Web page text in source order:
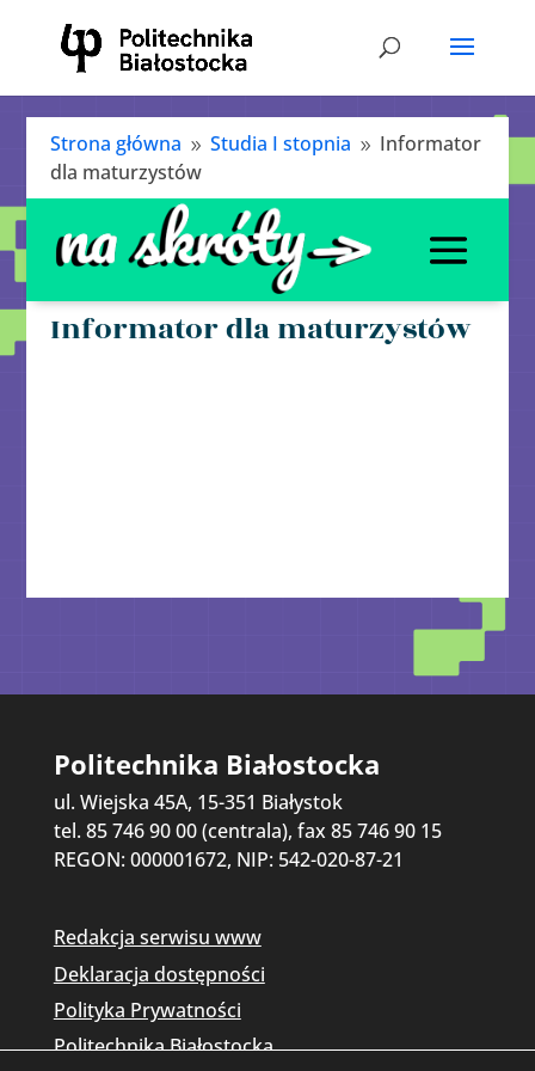
Strona główna 9 Studia I stopnia 9 Informator
dla maturzystów
Informator dla maturzystów
Politechnika Białostocka
ul. Wiejska 45A, 15-351 Białystok
tel. 85 746 90 00 (centrala), fax 85 746 90 15
REGON: 000001672, NIP: 542-020-87-21
Redakcja serwisu www
Deklaracja dostępności
Polityka Prywatności
Politechnika Białostocka